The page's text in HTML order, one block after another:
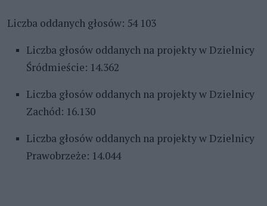
Liczba oddanych głosów: 54 103
Liczba głosów oddanych na projekty w Dzielnicy
Śródmieście: 14.362
Liczba głosów oddanych na projekty w Dzielnicy
Zachód: 16.130
Liczba głosów oddanych na projekty w Dzielnicy
Prawobrzeże: 14.044